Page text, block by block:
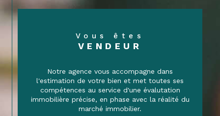
Vous êtes
VENDEUR
Notre agence vous accompagne dans
l'estimation de votre bien et met toutes ses
compétences au service d'une évalutation
immobilière précise, en phase avec la réalité du
marché immobilier.